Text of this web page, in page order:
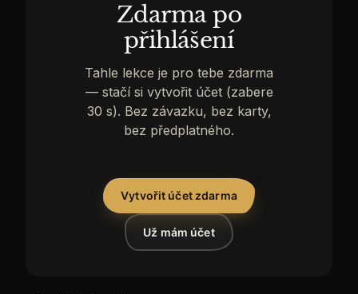
Zdarma po
přihlášení
Tahle lekce je pro tebe zdarma
— stačí si vytvořit účet (zabere
30 s). Bez závazku, bez karty,
bez předplatného.
Vytvořit účet zdarma
Už mám účet